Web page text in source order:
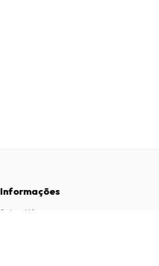
Informações
Sobre Nós